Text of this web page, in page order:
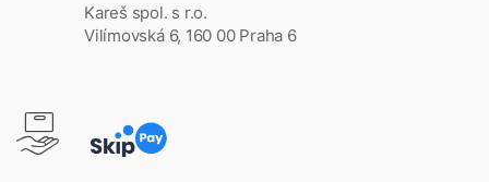
Kareš spol. s r.o.
Vilímovská 6, 160 00 Praha 6